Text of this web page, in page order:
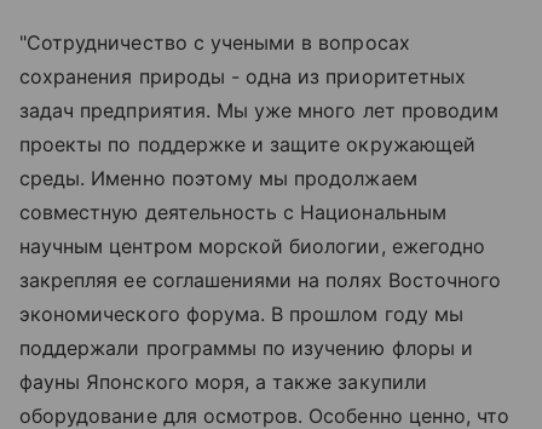
"Сотрудничество с учеными в вопросах
сохранения природы - одна из приоритетных
задач предприятия. Мы уже много лет проводим
проекты по поддержке и защите окружающей
среды. Именно поэтому мы продолжаем
совместную деятельность с Национальным
научным центром морской биологии, ежегодно
закрепляя ее соглашениями на полях Восточного
экономического форума. В прошлом году мы
поддержали программы по изучению флоры и
фауны Японского моря, а также закупили
оборудование для осмотров. Особенно ценно, что